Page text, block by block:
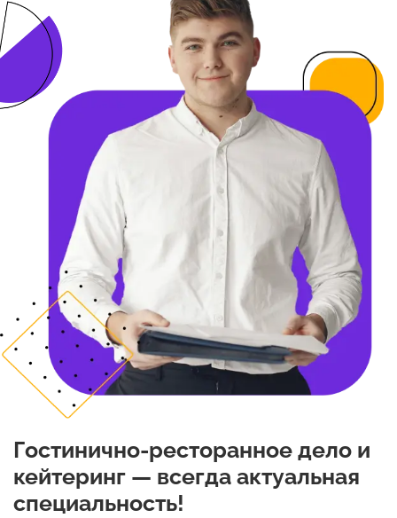
Гостинично-ресторанное дело и
кейтеринг — всегда актуальная
специальность!